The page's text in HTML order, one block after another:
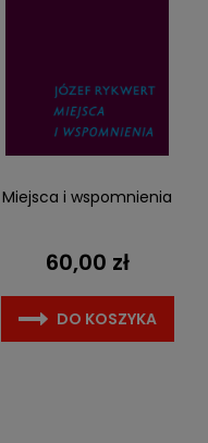
Miejsca i wspomnienia
60,00 zł
DO KOSZYKA